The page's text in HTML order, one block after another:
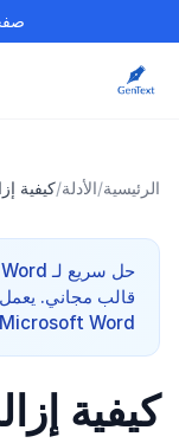
الرئيسية/الأدلة/كيفية
Microsoft Word.
كيفية